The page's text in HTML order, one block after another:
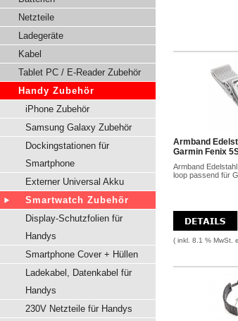
Netzteile
Ladegeräte
Kabel
Tablet PC / E-Reader Zubehör
Handy Zubehör
iPhone Zubehör
Samsung Galaxy Zubehör
Dockingstationen für
Smartphone
Externer Universal Akku
Smartwatch Zubehör
Display-Schutzfolien für
Handys
Smartphone Cover + Hüllen
Ladekabel, Datenkabel für
Handys
230V Netzteile für Handys
Armband
Garmin Fenix
Armband
loop passend für
( inkl. 8.1 % MwSt.